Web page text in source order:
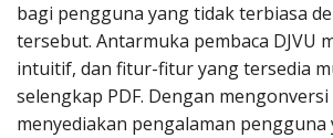
bagi pengguna yang tidak terbiasa
tersebut. Antarmuka pembaca DJVU
intuitif, dan fitur-fitur yang tersedia
selengkap PDF. Dengan mengonversi
menyediakan pengalaman pengguna